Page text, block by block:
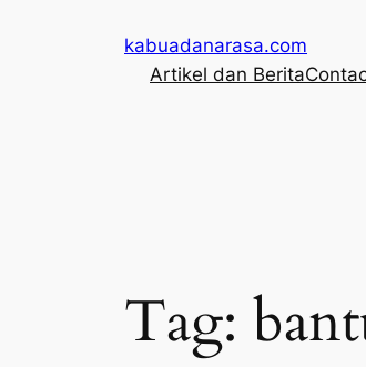
kabuadanarasa.com
Artikel dan Berita
Tag: